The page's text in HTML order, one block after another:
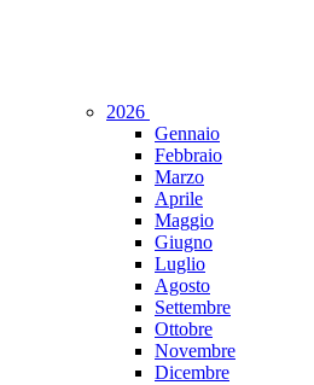
2026
Gennaio
Febbraio
Marzo
Aprile
Maggio
Giugno
Luglio
Agosto
Settembre
Ottobre
Novembre
Dicembre